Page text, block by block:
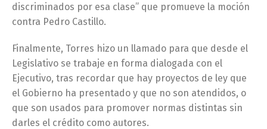
discriminados por esa clase” que promueve la moción
contra Pedro Castillo.
Finalmente, Torres hizo un llamado para que desde el
Legislativo se trabaje en forma dialogada con el
Ejecutivo, tras recordar que hay proyectos de ley que
el Gobierno ha presentado y que no son atendidos, o
que son usados para promover normas distintas sin
darles el crédito como autores.